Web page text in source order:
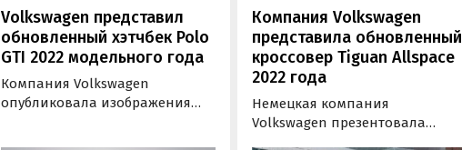
Volkswagen представил
обновленный хэтчбек Polo
GTI 2022 модельного года
Компания Volkswagen
опубликовала изображения
Компания Volkswagen
представила обновленный
кроссовер Tiguan Allspace
2022 года
Немецкая компания
Volkswagen презентовала